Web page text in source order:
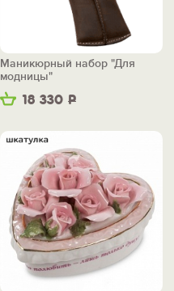
18 330 Р
Маникюрный набор "Для
модницы"